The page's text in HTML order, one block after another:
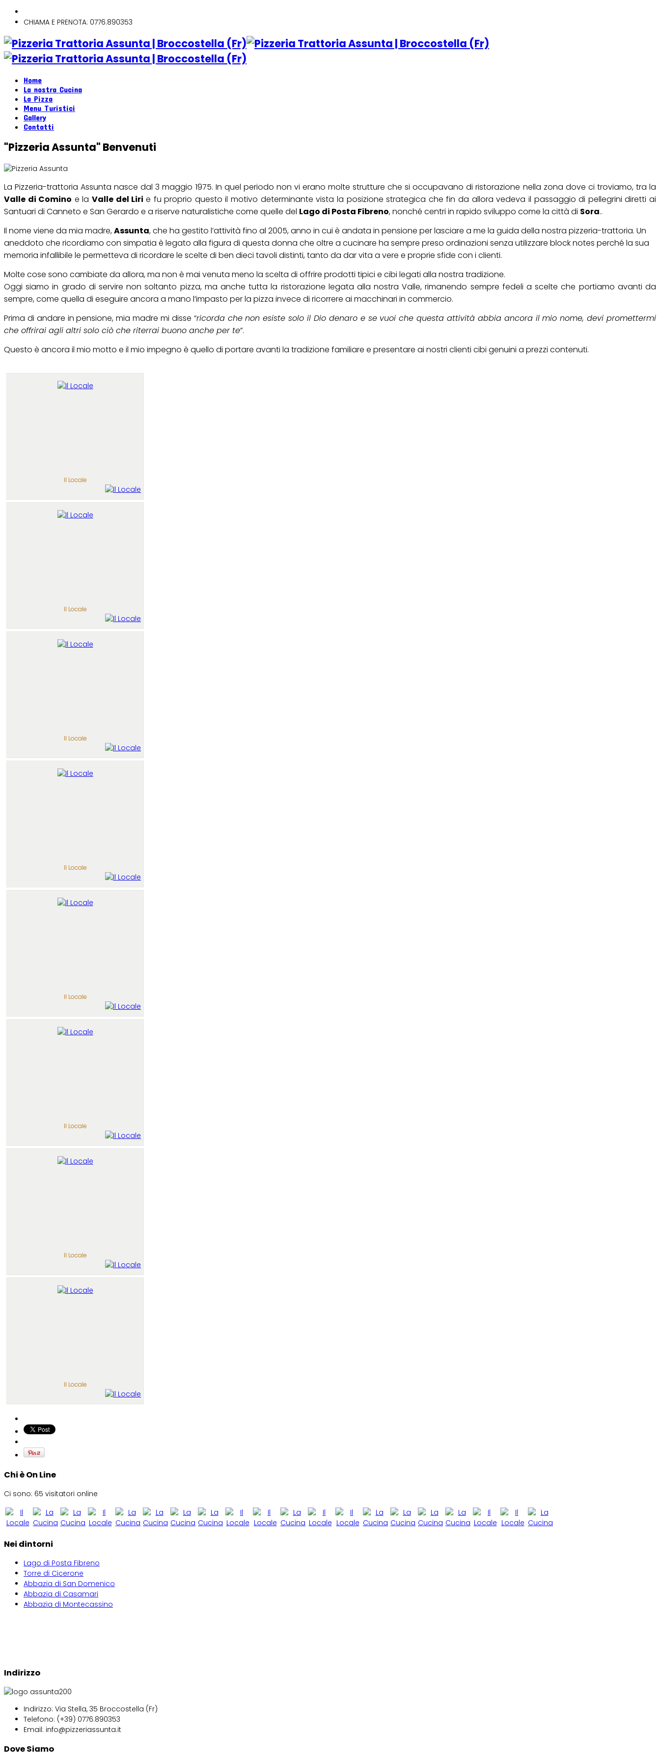
CHIAMA E PRENOTA: 0776.890353
Home
La nostra Cucina
La Pizza
Menu Turistici
Gallery
Contatti
"Pizzeria Assunta" Benvenuti
La Pizzeria-trattoria Assunta nasce dal 3 maggio 1975. In quel periodo non vi erano molte strutture che si occupavano di ristorazione nella zona dove ci troviamo, tra la
Valle di Comino e laValle del Liri e fu proprio questo il motivo determinante vista la posizione strategica che fin da allora vedeva il passaggio di pellegrini diretti ai
Santuari di Canneto e San Gerardo e a riserve naturalistiche come quelle del Lago di Posta Fibreno, nonché centri in rapido sviluppo come la città di Sora..
Il nome viene da mia madre,Assunta, che ha gestito l’attività fino al 2005, anno in cui è andata in pensione per lasciare a me la guida della nostra pizzeria-trattoria. Un
aneddoto che ricordiamo con simpatia è legato alla figura di questa donna che oltre a cucinare ha sempre preso ordinazioni senza utilizzare block notes perché la sua
memoria infallibile le permetteva di ricordare le scelte di ben dieci tavoli distinti, tanto da dar vita a vere e proprie sfide con i clienti.
Molte cose sono cambiate da allora, ma non è mai venuta meno la scelta di offrire prodotti tipici e cibi legati alla nostra tradizione.
Oggi siamo in grado di servire non soltanto pizza, ma anche tutta la ristorazione legata alla nostra Valle, rimanendo sempre fedeli a scelte che portiamo avanti da
sempre, come quella di eseguire ancora a mano l’impasto per la pizza invece di ricorrere ai macchinari in commercio.
Prima di andare in pensione, mia madre mi disse “ricorda che non esiste solo il Dio denaro e se vuoi che questa attività abbia ancora il mio nome, devi promettermi
che offrirai agli altri solo ciò che riterrai buono anche per te”.
Questo è ancora il mio motto e il mio impegno è quello di portare avanti la tradizione familiare e presentare ai nostri clienti cibi genuini a prezzi contenuti.
Il Locale
Il Locale
Il Locale
Il Locale
Il Locale
Il Locale
Il Locale
Il Locale
Chi è On Line
Ci sono: 65 visitatori online
Nei dintorni
Lago di Posta Fibreno
Torre di Cicerone
Abbazia di San Domenico
Abbazia di Casamari
Abbazia di Montecassino
Indirizzo
Indirizzo: Via Stella, 35 Broccostella (Fr)
Telefono: (+39) 0776.890353
Email: info@pizzeriassunta.it
Dove Siamo